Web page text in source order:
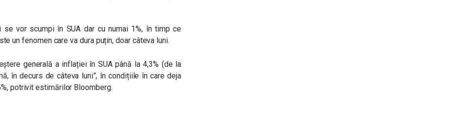
vor scumpi în SUA dar cu numai 1%, în timp ce
un fenomen care va dura puțin, doar câteva luni.
generală a inflației în SUA până la 4,3% (de la
în decurs de câteva luni”, în condițiile în care deja
potrivit estimărilor Bloomberg.